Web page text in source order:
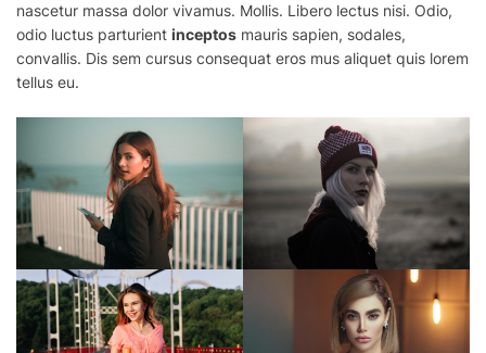
nascetur massa dolor vivamus. Mollis. Libero lectus nisi. Odio,
odio luctus parturient inceptos mauris sapien, sodales,
convallis. Dis sem cursus consequat eros mus aliquet quis lorem
tellus eu.